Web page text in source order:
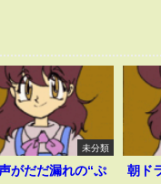
未分類
がだだ漏れの“ぷ
朝ド